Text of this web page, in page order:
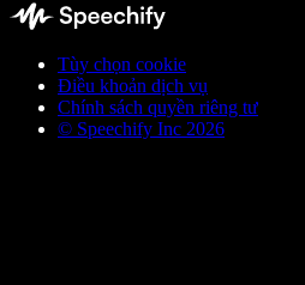
Tùy chọn cookie
Điều khoản dịch vụ
Chính sách quyền riêng tư
© Speechify Inc 2026